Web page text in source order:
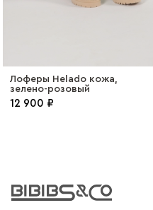
Лоферы Helado кожа,
зелено-розовый
12 900 ₽